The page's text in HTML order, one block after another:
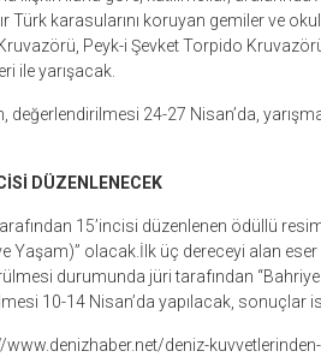
Türk karasularını koruyan gemiler ve
Peyk-i Şevket Torpido
ile yarışacak.
24-27 Nisan’da,
DÜZENLENECEK
15’incisi düzenlenen ödüllü
Yaşam)” olacak.İlk üç dereceyi alan
durumunda jüri tarafından “Bahriye
10-14 Nisan’da yapılacak, sonuçlar
www.denizhaber.net/deniz-